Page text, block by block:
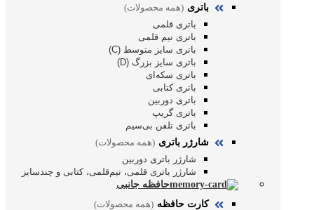
باتری (همه محصولات)
باتری قلمی
باتری نیم قلمی
باتری سایز متوسط (C)
باتری سایز بزرگ (D)
باتری سکه‌ای
باتری کتابی
باتری دوربین
باتری گریپ
باتری تلفن بی‌سیم
شارژر باتری (همه محصولات)
شارژر باتری دوربین
شارژر باتری قلمی، نیم‌قلمی، کتابی و چندسایز
حافظه جانبی
کارت حافظه (همه محصولات)